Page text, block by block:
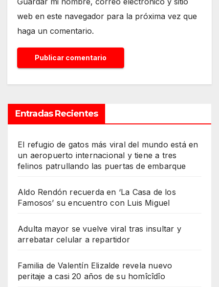
web en este navegador para la próxima vez que
haga un comentario.
Entradas Recientes
El refugio de gatos más viral del mundo está en
un aeropuerto internacional y tiene a tres
felinos patrullando las puertas de embarque
Aldo Rendón recuerda en ‘La Casa de los
Famosos’ su encuentro con Luis Miguel
Adulta mayor se vuelve viral tras insultar y
arrebatar celular a repartidor
Familia de Valentín Elizalde revela nuevo
peritaje a casi 20 años de su homîcîdîo